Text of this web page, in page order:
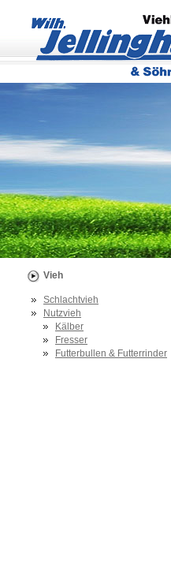
Vieh
Schlachtvieh
Nutzvieh
Kälber
Fresser
Futterbullen & Futterrinder